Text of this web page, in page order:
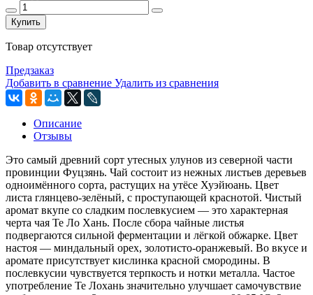
Купить
Товар отсутствует
Предзаказ
Добавить в сравнение Удалить из сравнения
Описание
Отзывы
Это самый древний сорт утесных улунов из северной части
провинции Фуцзянь. Чай состоит из нежных листьев деревьев
одноимённого сорта, растущих на утёсе Хуэйюань. Цвет
листа глянцево-зелёный, с проступающей краснотой. Чистый
аромат вкупе со сладким послевкусием — это характерная
черта чая Те Ло Хань. После сбора чайные листья
подвергаются сильной ферментации и лёгкой обжарке. Цвет
настоя — миндальный орех, золотисто-оранжевый. Во вкусе и
аромате присутствует кислинка красной смородины. В
послевкусии чувствуется терпкость и нотки металла. Частое
употребление Те Лохань значительно улучшает самочувствие